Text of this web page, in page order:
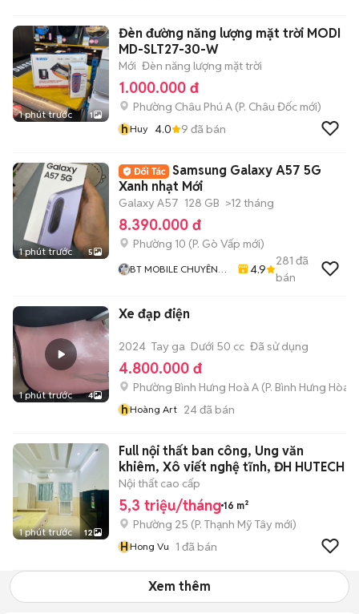
1 phút trước 1
Đèn đường năng lượng mặt trời MODI
MD-SLT27-30-W
Mới Đèn năng lượng mặt trời
1.000.000 đ
Phường Châu Phú A (P. Châu Đốc mới)
hHuy 4.0 9 đã bán
1 phút trước 5
Samsung Galaxy A57 5G
Xanh nhạt Mới
Galaxy A57 128 GB >12 tháng
8.390.000 đ
Phường 10 (P. Gò Vấp mới)
BT MOBILE CHUYÊN
4.9
281 đã
bán
1 phút trước 4
Xe đạp điện
2024 Tay ga Dưới 50 cc Đã sử dụng
4.800.000 đ
Phường Bình Hưng Hoà A (P. Bình Hưng Hòa
hHoàng Art 24đã bán
1 phút trước 12
Full nội thất ban công, Ung văn
khiêm, Xô viết nghệ tĩnh, ĐH HUTECH
Nội thất cao cấp
5,3 triệu/tháng 16 m²
Phường 25 (P. Thạnh Mỹ Tây mới)
HHong Vu 1 đã bán
Xem thêm